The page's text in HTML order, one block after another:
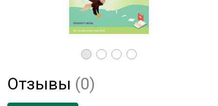
Отзывы (0)